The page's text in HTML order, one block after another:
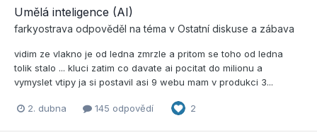
Umělá inteligence (AI)
farkyostrava odpověděl na téma v Ostatní diskuse a zábava
vidim ze vlakno je od ledna zmrzle a pritom se toho od ledna
tolik stalo ... kluci zatim co davate ai pocitat do milionu a
vymyslet vtipy ja si postavil asi 9 webu mam v produkci 3...
2. dubna 145 odpovědí 2